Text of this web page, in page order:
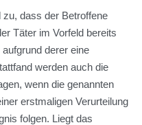
zu, dass der Betroffene
Täter im Vorfeld bereits
derer eine
werden auch die
wenn die genannten
erstmaligen Verurteilung
folgen. Liegt das